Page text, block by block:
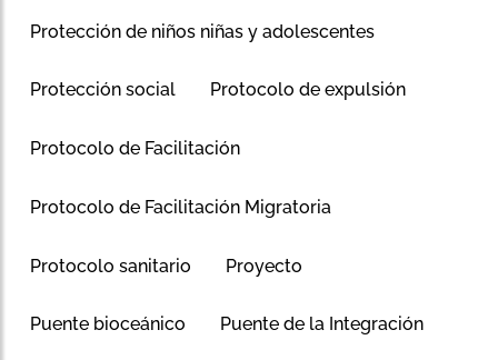
Protección de niños niñas y adolescentes
Protección social Protocolo de expulsión
Protocolo de Facilitación
Protocolo de Facilitación Migratoria
Protocolo sanitario Proyecto
Puente bioceánico Puente de la Integración